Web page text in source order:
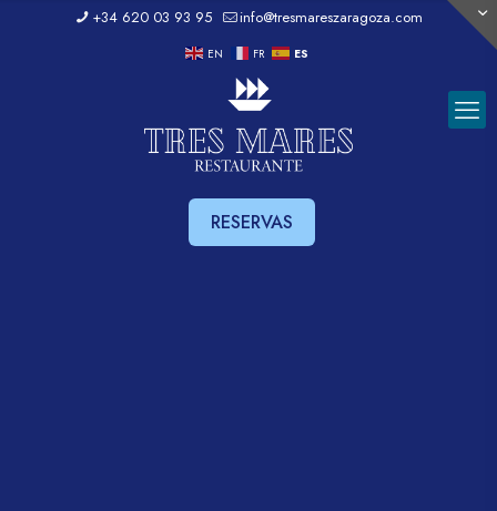
+34 620 03 93 95 info@tresmareszaragoza.com
EN FR ES
RESERVAS